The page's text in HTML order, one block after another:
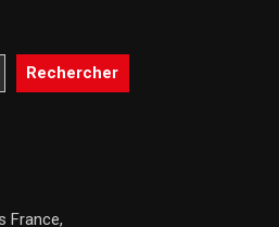
Rechercher
France,